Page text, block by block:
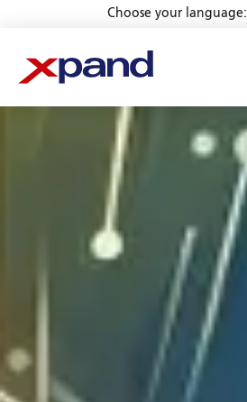
Choose your language: